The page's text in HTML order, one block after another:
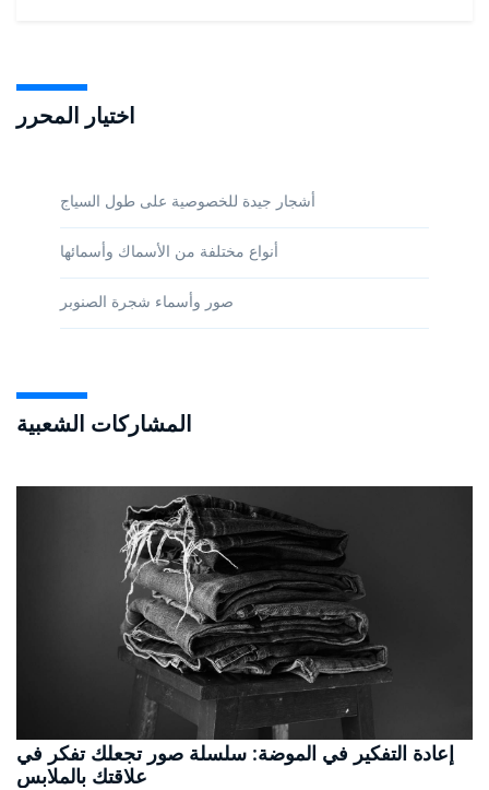
اختيار المحرر
أشجار جيدة للخصوصية على طول السياج
أنواع مختلفة من الأسماك وأسمائها
صور وأسماء شجرة الصنوبر
المشاركات الشعبية
إعادة التفكير في الموضة: سلسلة صور تجعلك تفكر في
علاقتك بالملابس